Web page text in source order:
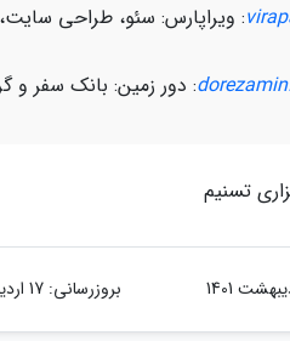
: ویراپارس: سئو، طراحی
: دور زمین: بانک سفر و
تسنیم
بروزرسانی: 17 اردیبهشت 1401